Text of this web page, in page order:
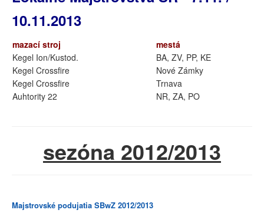
10.11.2013
mazací stroj
mestá
Kegel Ion/Kustod.
BA, ZV, PP, KE
Kegel Crossfire
Nové Zámky
Kegel Crossfire
Trnava
Auhtority 22
NR, ZA, PO
sezóna 2012/2013
Majstrovské podujatia SBwZ 2012/2013